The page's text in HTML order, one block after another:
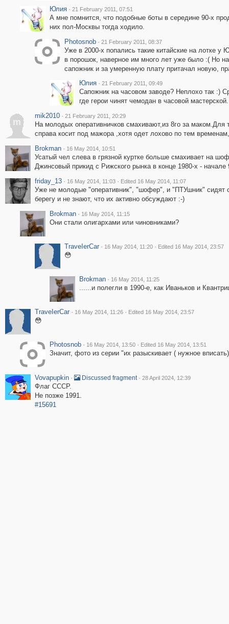
Юлия · 21 February 2011, 07:51
А мне помнится, что подобные боты в середине 90-х
них пол-Москвы тогда ходило.
Photosnob · 21 February 2011, 08:37
Уже в 2000-х попались такие китайские на лотке
в порошок, наверное им много лет уже было :( Но
сапожник и за умеренную плату притачал новую,
Юлия · 21 February 2011, 09:49
Сапожник на часовом заводе? Неплохо так :)
где герои чинят чемодан в часовой мастерской.
m
mik2010 · 21 February 2011, 20:29
На молодых оперативничков смахивают,из 8го за
справа косит под мажора ,хотя одет лохово по тем
Brokman · 16 May 2014, 10:51
Усатый чел слева в грязной куртке больше смахивает на
Джинсовый прикид с Рижского рынка в конце 1980-х -
friday_13 · 16 May 2014, 11:03 · Edited 16 May 2014, 11:07
Уже не молодые "оперативник", "шофер", и "ПТУшник" сидят
берегу и не знают, что их активно обсуждают :-)
Brokman · 16 May 2014, 11:15
Они стали олигархами или чиновниками?
ТrаvеIеrCar · 16 May 2014, 11:20 · Edited 16 May 2014, 23:57
😳
Brokman · 16 May 2014, 11:25
......и полегли в 1990-е, как Иваньков и
ТrаvеIеrCar · 16 May 2014, 11:26 · Edited 16 May 2014, 23:57
😳
Photosnob · 16 May 2014, 13:50 · Edited 16 May 2014, 13:51
Значит, фото из серии "их разыскивает ( нужное
Vovapupkin · Discussed fragment · 28 April 2024, 12:39
Флаг СССР.
Не позже 1991.
#15691